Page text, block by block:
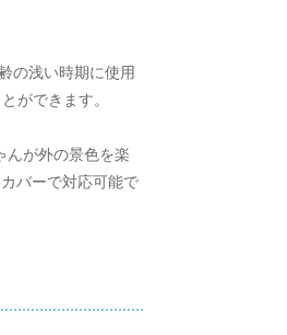
の浅い時期に使用
ができます。
んが外の景色を楽
バーで対応可能で